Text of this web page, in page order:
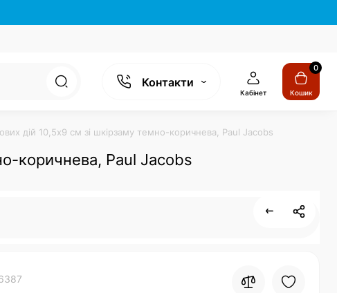
Контакти
Кабінет
0
Кошик
дій 10,5х9 см зі шкірзаму темно-коричнева, Paul Jacobs
коричнева, Paul Jacobs